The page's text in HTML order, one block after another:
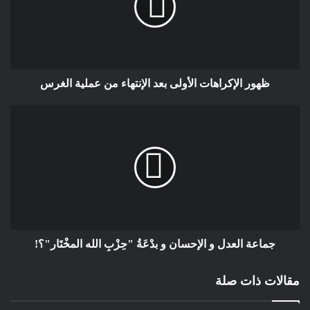
المرحلة التي تمر بها مصر والشعب الفلسطيني أمام صمت دولي
إسرائيل في حق الشعب الفلسطيني .الشعب الفلسطيني وكل العرب
والمسلمين ينتظرون موقفا صارما من مصر وتركيا اتجاه إسرائيل
جواسيس الموساد الذين تم اعتقالهم في تركيا
ظهور الإكراهات الأولى بعد الإنتهاء من عملية الغرس
جماعة العدل و الإحسان و بدْعَةُ "حِزْبِ الله المخْتَار"؟!
مقالات ذات صلة